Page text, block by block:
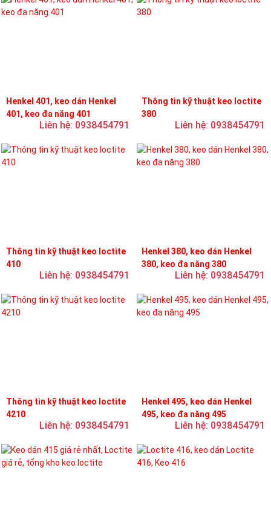
Henkel 401, keo dán Henkel
401, keo đa năng 401
Liên hệ: 0938454791
Thông tin kỹ thuật keo loctite
380
Liên hệ: 0938454791
Thông tin kỹ thuật keo loctite
410
Liên hệ: 0938454791
Henkel 380, keo dán Henkel
380, keo đa năng 380
Liên hệ: 0938454791
Thông tin kỹ thuật keo loctite
4210
Liên hệ: 0938454791
Henkel 495, keo dán Henkel
495, keo đa năng 495
Liên hệ: 0938454791